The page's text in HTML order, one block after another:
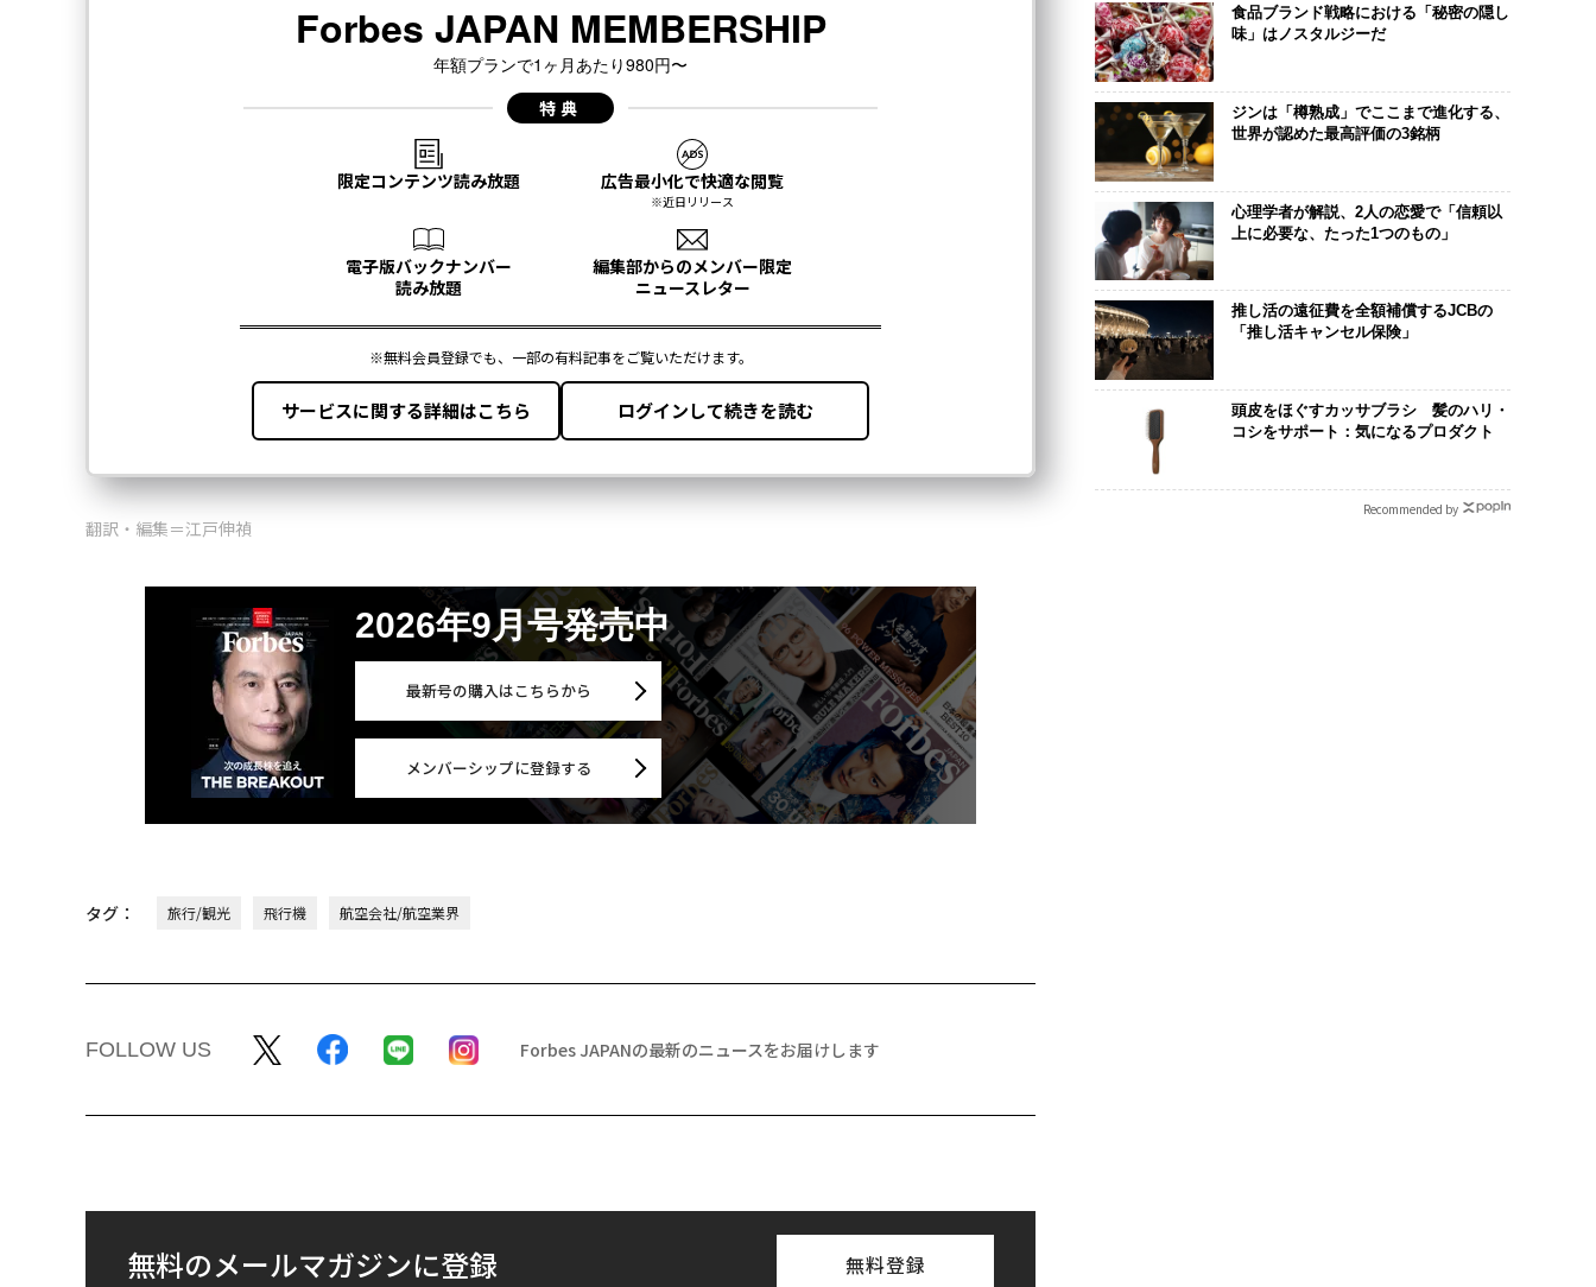
翻訳・編集＝江戸伸禎
2026年9月号発売中
最新号の購入はこちらから
メンバーシップに登録する
タグ： 旅行/観光 飛行機 航空会社/航空業界
FOLLOW US Forbes JAPANの最新のニュースをお届けします
無料のメールマガジンに登録 無料登録
食品ブランド戦略における「秘密の隠し
味」はノスタルジーだ
ジンは「樽熟成」でここまで進化する、
世界が認めた最高評価の3銘柄
心理学者が解説、2人の恋愛で「信頼以
上に必要な、たった1つのもの」
推し活の遠征費を全額補償するJCBの
「推し活キャンセル保険」
頭皮をほぐすカッサブラシ 髪のハリ・
コシをサポート：気になるプロダクト
Recommended by